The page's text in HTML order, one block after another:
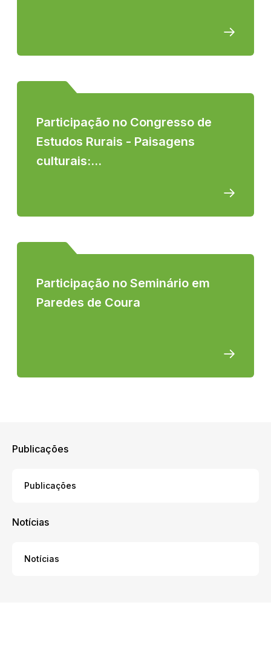
Publicações
Publicações
Notícias
Notícias
Participação no Congresso de
Estudos Rurais - Paisagens
culturais:...
Participação no Seminário em
Paredes de Coura